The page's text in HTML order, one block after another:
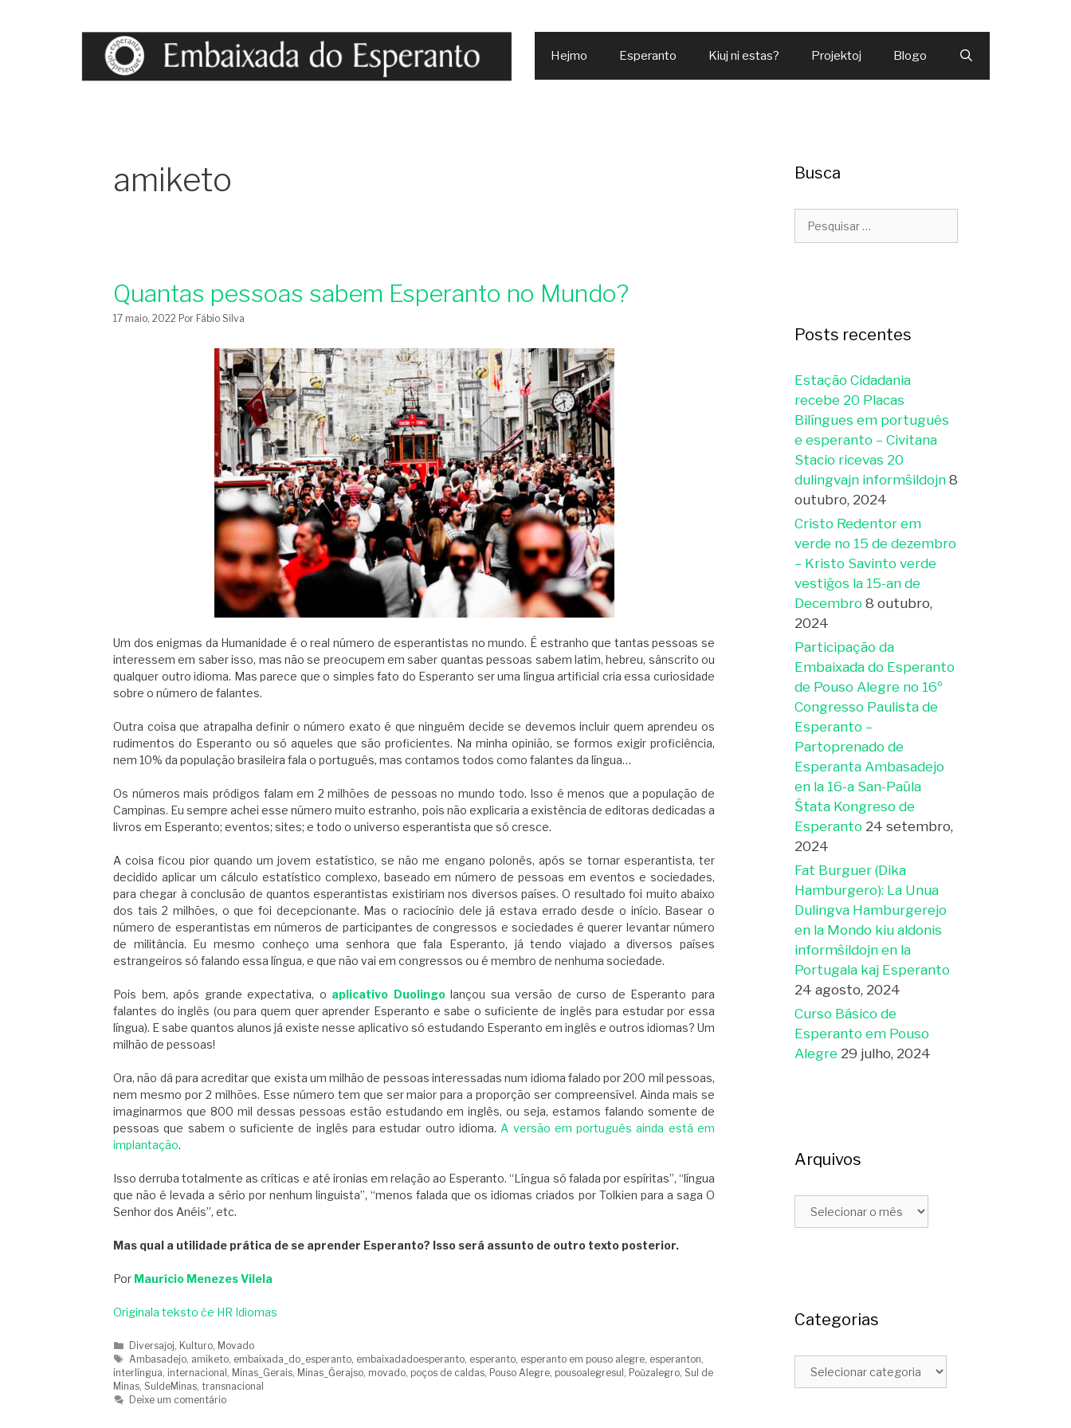
Hejmo Esperanto Kiuj ni estas? Projektoj Blogo
amiketo
Quantas pessoas sabem Esperanto no Mundo?
17 maio, 2022 Por Fábio Silva
Um dos enigmas da Humanidade é o real número de esperantistas no mundo. É estranho que tantas pessoas se
interessem em saber isso, mas não se preocupem em saber quantas pessoas sabem latim, hebreu, sânscrito ou
qualquer outro idioma. Mas parece que o simples fato do Esperanto ser uma língua artificial cria essa curiosidade
sobre o número de falantes.
Outra coisa que atrapalha definir o número exato é que ninguém decide se devemos incluir quem aprendeu os
rudimentos do Esperanto ou só aqueles que são proficientes. Na minha opinião, se formos exigir proficiência,
nem 10% da população brasileira fala o português, mas contamos todos como falantes da língua…
Os números mais pródigos falam em 2 milhões de pessoas no mundo todo. Isso é menos que a população de
Campinas. Eu sempre achei esse número muito estranho, pois não explicaria a existência de editoras dedicadas a
livros em Esperanto; eventos; sites; e todo o universo esperantista que só cresce.
A coisa ficou pior quando um jovem estatístico, se não me engano polonês, após se tornar esperantista, ter
decidido aplicar um cálculo estatístico complexo, baseado em número de pessoas em eventos e sociedades,
para chegar à conclusão de quantos esperantistas existiriam nos diversos países. O resultado foi muito abaixo
dos tais 2 milhões, o que foi decepcionante. Mas o raciocínio dele já estava errado desde o início. Basear o
número de esperantistas em números de participantes de congressos e sociedades é querer levantar número
de militância. Eu mesmo conheço uma senhora que fala Esperanto, já tendo viajado a diversos países
estrangeiros só falando essa língua, e que não vai em congressos ou é membro de nenhuma sociedade.
Pois bem, após grande expectativa, o aplicativo Duolingolançou sua versão de curso de Esperanto para
falantes do inglês (ou para quem quer aprender Esperanto e sabe o suficiente de inglês para estudar por essa
língua). E sabe quantos alunos já existe nesse aplicativo só estudando Esperanto em inglês e outros idiomas? Um
milhão de pessoas!
Ora, não dá para acreditar que exista um milhão de pessoas interessadas num idioma falado por 200 mil pessoas,
nem mesmo por 2 milhões. Esse número tem que ser maior para a proporção ser compreensível. Ainda mais se
imaginarmos que 800 mil dessas pessoas estão estudando em inglês, ou seja, estamos falando somente de
pessoas que sabem o suficiente de inglês para estudar outro idioma. A versão em português ainda está em
implantação.
Isso derruba totalmente as críticas e até ironias em relação ao Esperanto. “Língua só falada por espíritas”, “língua
que não é levada a sério por nenhum linguista”, “menos falada que os idiomas criados por Tolkien para a saga O
Senhor dos Anéis”, etc.
Mas qual a utilidade prática de se aprender Esperanto? Isso será assunto de outro texto posterior.
Por Maurício Menezes Vilela
Originala teksto ĉe HR Idiomas
Categorias
Diversaĵoj, Kulturo, Movado
Tags
Ambasadejo, amiketo, embaixada_do_esperanto, embaixadadoesperanto, esperanto, esperanto em pouso alegre, esperanton,
interlíngua, internacional , Minas_Gerais, Minas_Ĝerajso, movado, poços de caldas, Pouso Alegre, pousoalegresul , Poŭzalegro, Sul de
Minas, SuldeMinas, transnacional
Deixe um comentário
Busca
Posts recentes
Estação Cidadania
recebe 20 Placas
Bilíngues em português
e esperanto – Civitana
Stacio ricevas 20
dulingvajn informŝildojn 8
outubro, 2024
Cristo Redentor em
verde no 15 de dezembro
– Kristo Savinto verde
vestiĝos la 15-an de
Decembro 8 outubro,
2024
Participação da
Embaixada do Esperanto
de Pouso Alegre no 16º
Congresso Paulista de
Esperanto –
Partoprenado de
Esperanta Ambasadejo
en la 16-a San-Paŭla
Ŝtata Kongreso de
Esperanto 24 setembro,
2024
Fat Burguer (Dika
Hamburgero): La Unua
Dulingva Hamburgerejo
en la Mondo kiu aldonis
informŝildojn en la
Portugala kaj Esperanto
24 agosto, 2024
Curso Básico de
Esperanto em Pouso
Alegre 29 julho, 2024
Arquivos
Arquivos
Categorias
Categorias